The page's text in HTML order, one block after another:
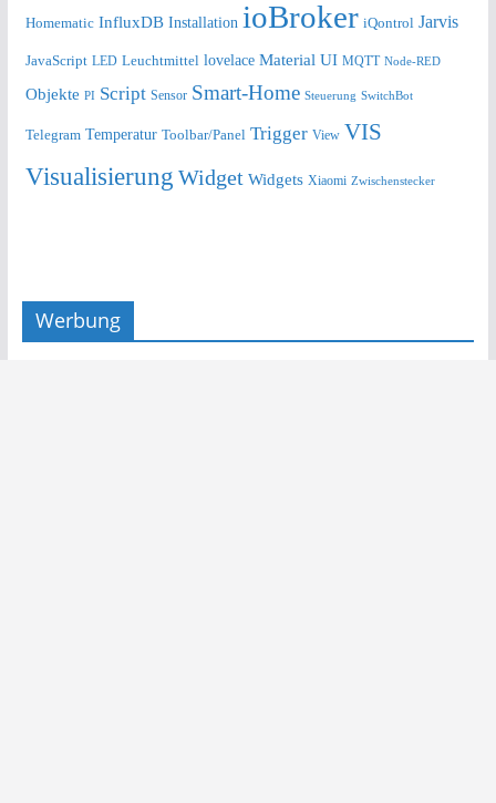
Homematic InfluxDB Installation ioBroker iQontrol Jarvis
JavaScript LED Leuchtmittel lovelace Material UI MQTT Node-RED
Objekte PI Script Sensor Smart-Home Steuerung SwitchBot
Telegram Temperatur Toolbar/Panel Trigger View VIS
Visualisierung Widget Widgets Xiaomi Zwischenstecker
Werbung